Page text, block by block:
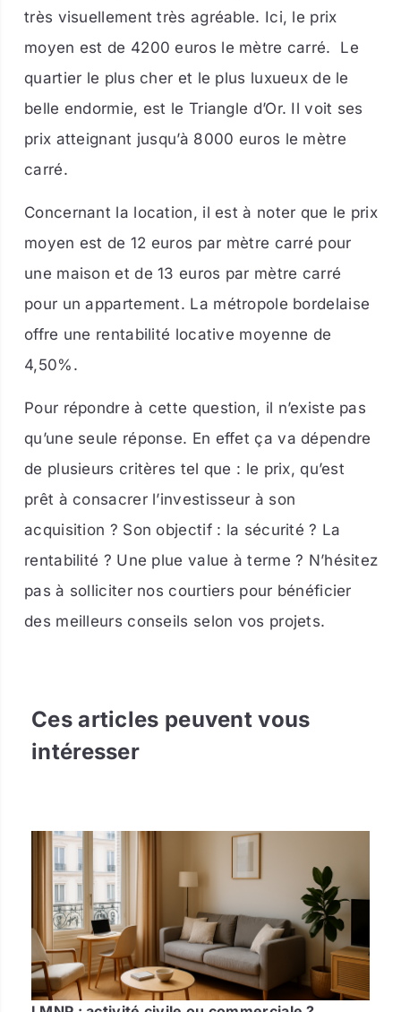
très visuellement très agréable. Ici, le prix
moyen est de 4200 euros le mètre carré.
Le
quartier le plus cher et le plus luxueux de le
belle endormie, est le Triangle d’Or. Il voit ses
prix atteignant jusqu’à 8000 euros le mètre
carré.
Concernant la location, il est à noter que le prix
moyen est de 12 euros par mètre carré pour
une maison et de 13 euros par mètre carré
pour un appartement. La métropole bordelaise
offre une rentabilité locative moyenne de
4,50%.
Pour répondre à cette question, il n’existe pas
qu’une seule réponse. En effet ça va dépendre
de plusieurs critères tel que : le prix, qu’est
prêt à consacrer l’investisseur à son
acquisition ? Son objectif : la sécurité ? La
rentabilité ? Une plue value à terme ? N’hésitez
pas à solliciter nos courtiers pour bénéficier
des meilleurs conseils selon vos projets.
Ces articles peuvent vous
intéresser